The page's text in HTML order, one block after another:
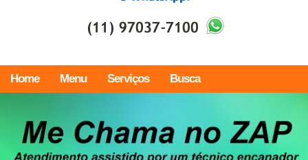
Home Menu Serviços Busca